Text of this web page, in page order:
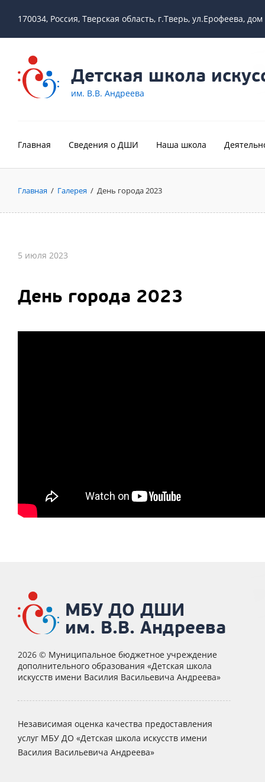
170034, Россия, Тверская область, г.Тверь, ул.Ерофеева,
Детская школа
им. В.В. Андреева
Главная Сведения о ДШИ Наша школа
Главная / Галерея / День города 2023
5 июля 2023
День города 2023
МБУ ДО ДШИ
им. В.В. Андреева
2026 © Муниципальное бюджетное учреждение
дополнительного образования «Детская школа
искусств имени Василия Васильевича Андреева»
Независимая оценка качества предоставления
услуг МБУ ДО «Детская школа искусств имени
Василия Васильевича Андреева»